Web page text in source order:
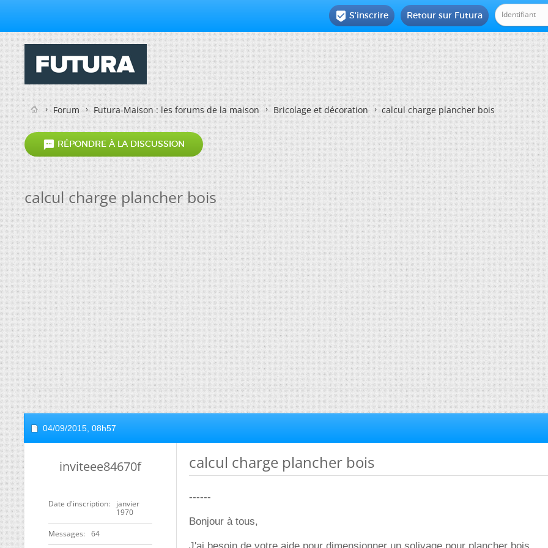
Retour sur Futura
 S'inscrire
Forum Futura-Maison : les forums de la maison Bricolage et décoration calcul charge plancher bois
 RÉPONDRE À LA DISCUSSION
calcul charge plancher bois
04/09/2015, 08h57
inviteee84670f
Date d'inscription
janvier
1970
Messages 64
calcul charge plancher bois
------
Bonjour à tous,